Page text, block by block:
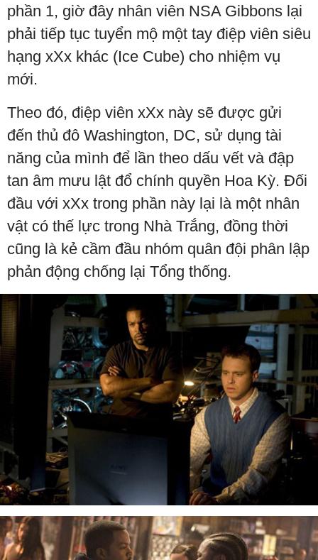
phần 1, giờ đây nhân viên NSA Gibbons lại
phải tiếp tục tuyển mộ một tay điệp viên siêu
hạng xXx khác (Ice Cube) cho nhiệm vụ
mới.
Theo đó, điệp viên xXx này sẽ được gửi
đến thủ đô Washington, DC, sử dụng tài
năng của mình để lần theo dấu vết và đập
tan âm mưu lật đổ chính quyền Hoa Kỳ. Đối
đầu với xXx trong phần này lại là một nhân
vật có thế lực trong Nhà Trắng, đồng thời
cũng là kẻ cầm đầu nhóm quân đội phân lập
phản động chống lại Tổng thống.